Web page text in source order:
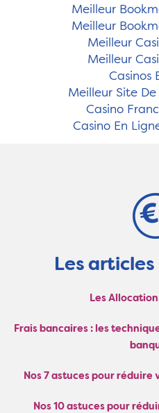
Meilleur
Meilleur
Meilleur
Meilleur
Casinos
Meilleur Site
Casino
Casino En
Les articles
Les
Frais bancaires : les
Nos 7 astuces pour
Nos 10 astuces pour